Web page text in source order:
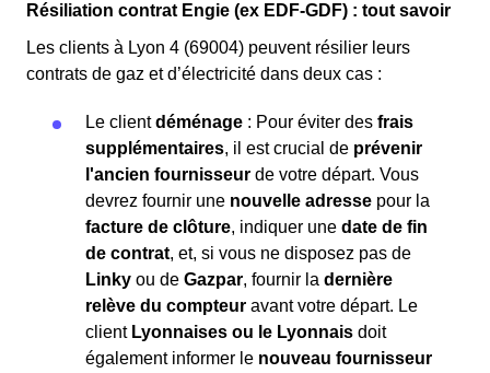
Résiliation contrat Engie (ex EDF-GDF) : tout savoir
Les clients à Lyon 4 (69004) peuvent résilier leurs
contrats de gaz et d’électricité dans deux cas :
Le clientdéménage : Pour éviter des frais
supplémentaires, il est crucial de prévenir
l'ancien fournisseur de votre départ. Vous
devrez fournir une nouvelle adresse pour la
facture de clôture, indiquer une date de fin
de contrat, et, si vous ne disposez pas de
Linky ou de Gazpar, fournir la dernière
relève du compteur avant votre départ. Le
client Lyonnaises ou le Lyonnais doit
également informer le nouveau fournisseur